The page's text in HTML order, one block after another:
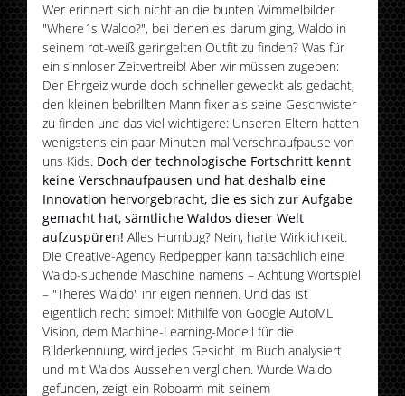
Wer erinnert sich nicht an die bunten Wimmelbilder
"Where´s Waldo?", bei denen es darum ging, Waldo in
seinem rot-weiß geringelten Outfit zu finden? Was für
ein sinnloser Zeitvertreib! Aber wir müssen zugeben:
Der Ehrgeiz wurde doch schneller geweckt als gedacht,
den kleinen bebrillten Mann fixer als seine Geschwister
zu finden und das viel wichtigere: Unseren Eltern hatten
wenigstens ein paar Minuten mal Verschnaufpause von
uns Kids. Doch der technologische Fortschritt kennt
keine Verschnaufpausen und hat deshalb eine
Innovation hervorgebracht, die es sich zur Aufgabe
gemacht hat, sämtliche Waldos dieser Welt
aufzuspüren! Alles Humbug? Nein, harte Wirklichkeit.
Die Creative-Agency Redpepper kann tatsächlich eine
Waldo-suchende Maschine namens – Achtung Wortspiel
– "Theres Waldo" ihr eigen nennen. Und das ist
eigentlich recht simpel: Mithilfe von Google AutoML
Vision, dem Machine-Learning-Modell für die
Bilderkennung, wird jedes Gesicht im Buch analysiert
und mit Waldos Aussehen verglichen. Wurde Waldo
gefunden, zeigt ein Roboarm mit seinem